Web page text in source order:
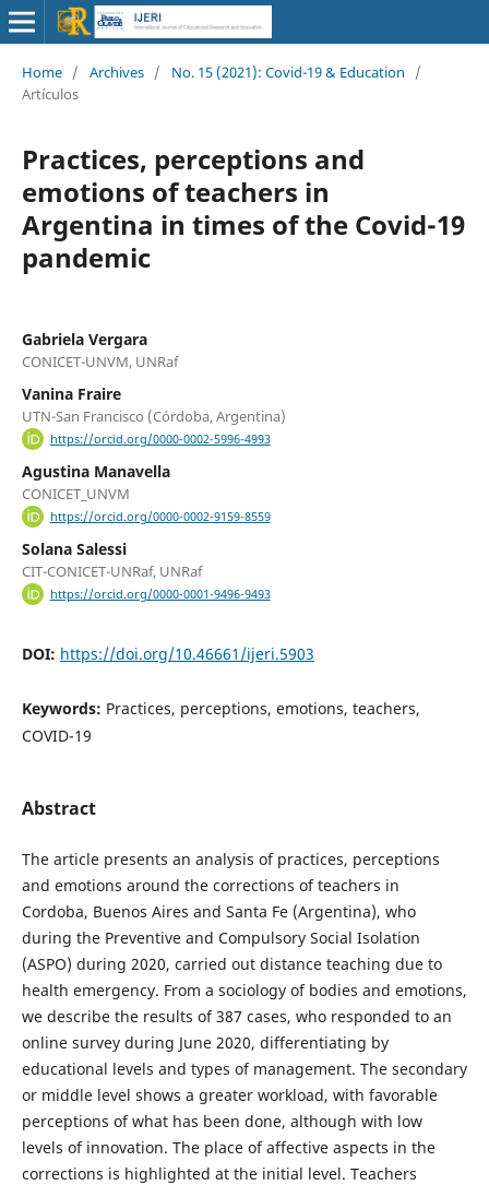
Home / Archives / No. 15 (2021): Covid-19 & Education
/
Artículos
Practices, perceptions and
emotions of teachers in
Argentina in times of the Covid-19
pandemic
Gabriela Vergara
CONICET-UNVM, UNRaf
Vanina Fraire
UTN-San Francisco (Córdoba, Argentina)
https://orcid.org/0000-0002-5996-4993
Agustina Manavella
CONICET_UNVM
https://orcid.org/0000-0002-9159-8559
Solana Salessi
CIT-CONICET-UNRaf, UNRaf
https://orcid.org/0000-0001-9496-9493
DOI: https://doi.org/10.46661/ijeri.5903
Keywords: Practices, perceptions, emotions, teachers,
COVID-19
Abstract
The article presents an analysis of practices, perceptions
and emotions around the corrections of teachers in
Cordoba, Buenos Aires and Santa Fe (Argentina), who
during the Preventive and Compulsory Social Isolation
(ASPO) during 2020, carried out distance teaching due to
health emergency. From a sociology of bodies and emotions,
we describe the results of 387 cases, who responded to an
online survey during June 2020, differentiating by
educational levels and types of management. The secondary
or middle level shows a greater workload, with favorable
perceptions of what has been done, although with low
levels of innovation. The place of affective aspects in the
corrections is highlighted at the initial level. Teachers